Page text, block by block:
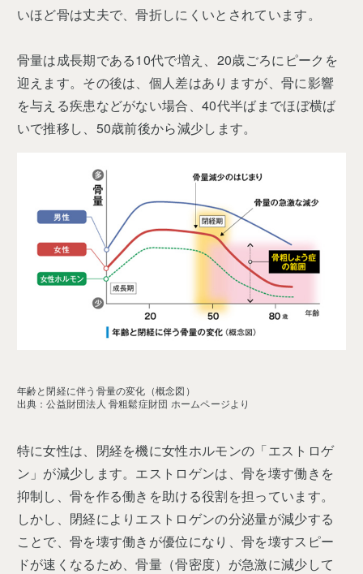
いほど骨は丈夫で、骨折しにくいとされています。
骨量は成長期である10代で増え、20歳ごろにピークを
迎えます。その後は、個人差はありますが、骨に影響
を与える疾患などがない場合、40代半ばまでほぼ横ば
いで推移し、50歳前後から減少します。
年齢と閉経に伴う骨量の変化（概念図）
出典：公益財団法人 骨粗鬆症財団 ホームページより
特に女性は、閉経を機に女性ホルモンの「エストロゲ
ン」が減少します。エストロゲンは、骨を壊す働きを
抑制し、骨を作る働きを助ける役割を担っています。
しかし、閉経によりエストロゲンの分泌量が減少する
ことで、骨を壊す働きが優位になり、骨を壊すスピー
ドが速くなるため、骨量（骨密度）が急激に減少して